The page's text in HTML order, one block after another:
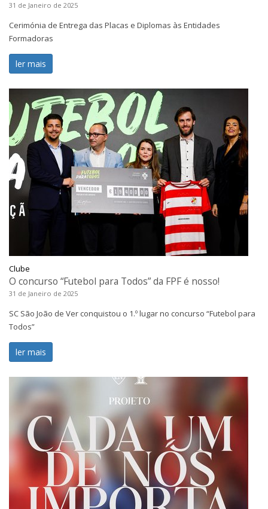
31 de Janeiro de 2025
Cerimónia de Entrega das Placas e Diplomas às Entidades
Formadoras
ler mais
Clube
O concurso “Futebol para Todos” da FPF é nosso!
31 de Janeiro de 2025
SC São João de Ver conquistou o 1.º lugar no concurso “Futebol para
Todos”
ler mais